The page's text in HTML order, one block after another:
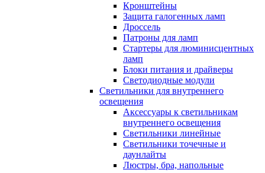
Кронштейны
Защита галогенных ламп
Дроссель
Патроны для ламп
Стартеры для люминисцентных
ламп
Блоки питания и драйверы
Светодиодные модули
Светильники для внутреннего
освещения
Аксессуары к светильникам
внутреннего освещения
Светильники линейные
Светильники точечные и
даунлайты
Люстры, бра, напольные